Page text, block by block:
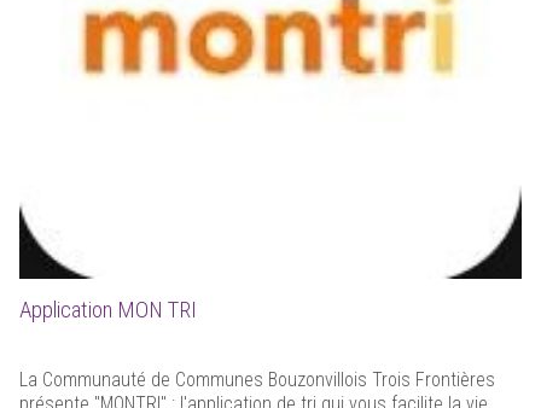
Application MON TRI
La Communauté de Communes Bouzonvillois Trois Frontières